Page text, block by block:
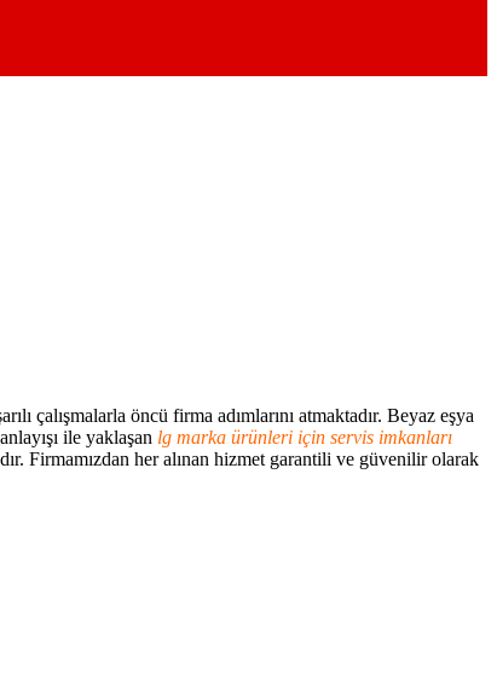
çalışmalarla öncü firma adımlarını atmaktadır. Beyaz eşya
ile yaklaşan lg marka ürünleri için servis imkanları
Firmamızdan her alınan hizmet garantili ve güvenilir olarak